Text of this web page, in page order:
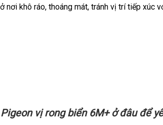
nơi khô ráo, thoáng mát, tránh vị trí tiếp xúc
vị rong biển 6M+ở đâu để